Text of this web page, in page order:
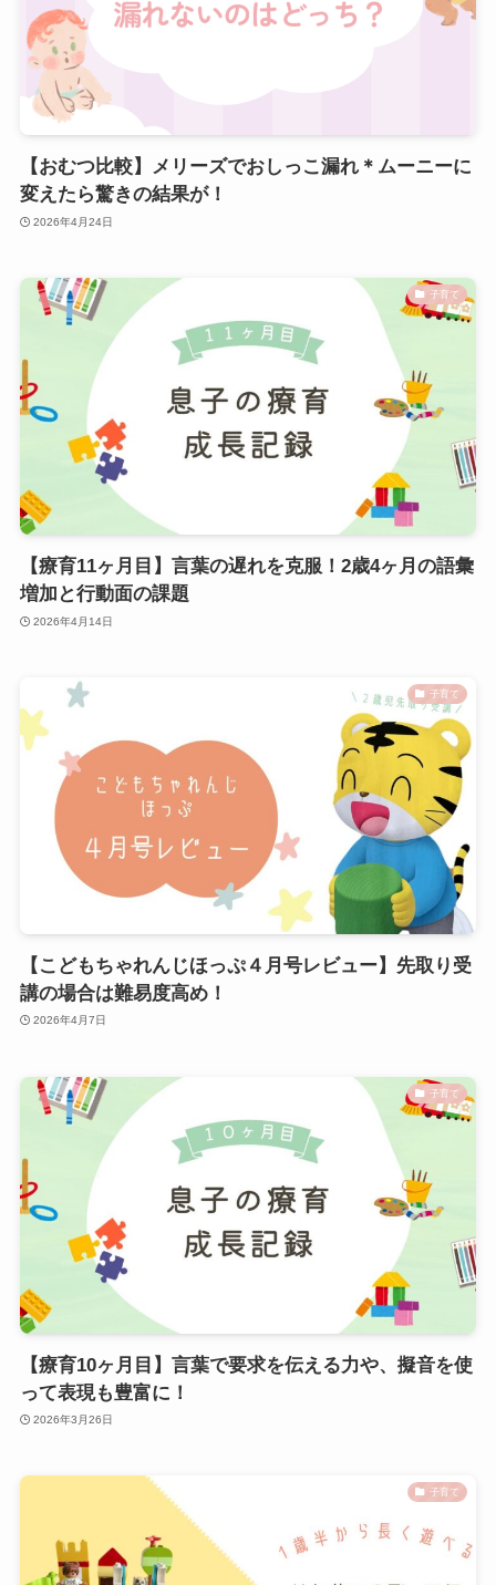
【おむつ比較】メリーズでおしっこ漏れ＊ムーニーに
変えたら驚きの結果が！
2026年4月24日
子育て
【療育11ヶ月目】言葉の遅れを克服！2歳4ヶ月の語彙
増加と行動面の課題
2026年4月14日
子育て
【こどもちゃれんじほっぷ４月号レビュー】先取り受
講の場合は難易度高め！
2026年4月7日
子育て
【療育10ヶ月目】言葉で要求を伝える力や、擬音を使
って表現も豊富に！
2026年3月26日
子育て